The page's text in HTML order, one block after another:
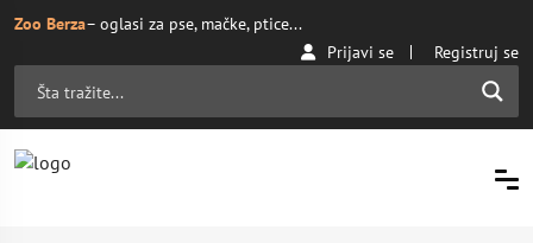
Zoo Berza– oglasi za pse, mačke, ptice...
Prijavi se
Registruj se